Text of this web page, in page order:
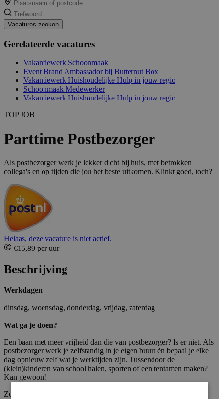
Vacatures zoeken
Gerelateerde vacatures
Vakantiewerk Schoonmaak
Event Brand Ambassador bij Butternut Box
Vakantiewerk Huishoudelijke Hulp in jouw regio
Schoonmaak Medewerker
Vakantiewerk Huishoudelijke Hulp in jouw regio
TOP JOB
Parttime Postbezorger
Als postbezorger werk je lekker dicht bij huis, met betrokken
collega's en op tijden die jou het beste uitkomen. Klinkt goed, toch?
Helaas, deze vacature is niet actief.
€15,89 per uur
Beschrijving
Werkdagen
dinsdag, woensdag, donderdag, vrijdag, zaterdag
Wat ga je doen?
Een baan met meer vrijheid dan die van postbezorger? Is er niet. Als
postbezorger werk je zelfstandig in je eigen buurt én bepaal je elke
dag opnieuw zelf wat je werktijden zijn. Tussendoor de
(klein)kinderen van school halen, sporten of een tentamen maken?
Kan gewoon!
Zo ziet je werkdag als postbezorger eruit: